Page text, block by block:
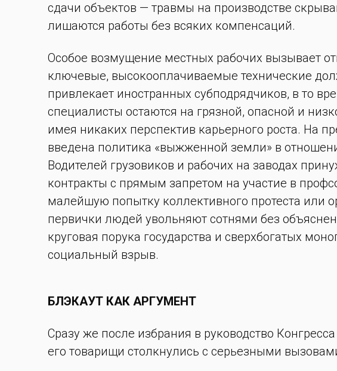
сдачи объектов — травмы на производстве
лишаются работы без всяких компенсаций.
Особое возмущение местных рабочих вызывает
ключевые, высокооплачиваемые технические
привлекает иностранных субподрядчиков, в то
специалисты остаются на грязной, опасной и
имея никаких перспектив карьерного роста. На
введена политика «выжженной земли» в
Водителей грузовиков и рабочих на заводах
контракты с прямым запретом на участие в
малейшую попытку коллективного протеста или
первички людей увольняют сотнями без
круговая порука государства и сверхбогатых
социальный взрыв.
БЛЭКАУТ КАК АРГУМЕНТ
Сразу же после избрания в руководство
его товарищи столкнулись с серьезными